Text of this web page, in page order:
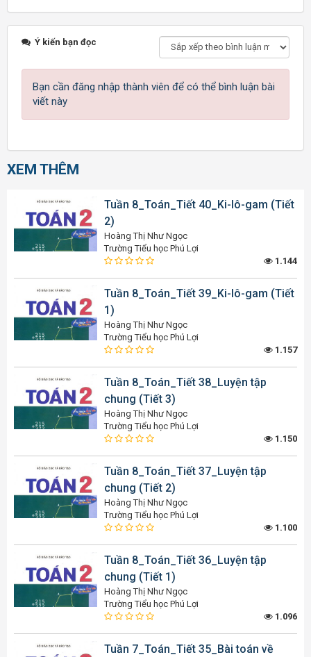
Ý kiến bạn đọc
Bạn cần đăng nhập thành viên để có thể bình luận bài
viết này
XEM THÊM
Tuần 8_Toán_Tiết 40_Ki-lô-gam (Tiết
2)
Hoàng Thị Như Ngọc
Trường Tiểu học Phú Lợi
1.144
Tuần 8_Toán_Tiết 39_Ki-lô-gam (Tiết
1)
Hoàng Thị Như Ngọc
Trường Tiểu học Phú Lợi
1.157
Tuần 8_Toán_Tiết 38_Luyện tập
chung (Tiết 3)
Hoàng Thị Như Ngọc
Trường Tiểu học Phú Lợi
1.150
Tuần 8_Toán_Tiết 37_Luyện tập
chung (Tiết 2)
Hoàng Thị Như Ngọc
Trường Tiểu học Phú Lợi
1.100
Tuần 8_Toán_Tiết 36_Luyện tập
chung (Tiết 1)
Hoàng Thị Như Ngọc
Trường Tiểu học Phú Lợi
1.096
Tuần 7_Toán_Tiết 35_Bài toán về